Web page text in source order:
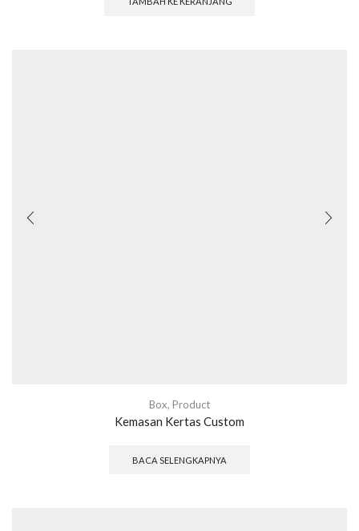
Box, Product
Kemasan Kertas Custom
BACA SELENGKAPNYA